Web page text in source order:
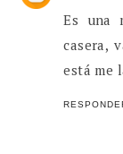
Es una
casera,
está me